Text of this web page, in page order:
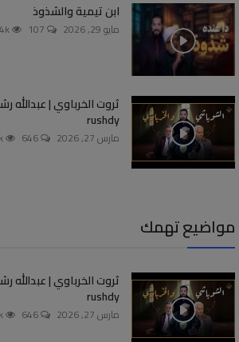
ابن تيمية والشذوذ
مايو 29, 2026 107
124k
rushdy
مارس 27, 2026 646
115.7k
مواضيع تهمك
rushdy
مارس 27, 2026 646
115.7k